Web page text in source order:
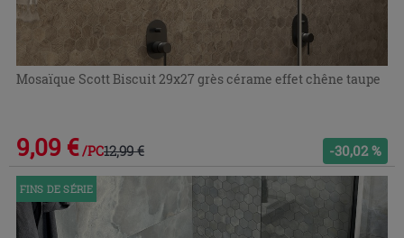
Mosaïque Scott Biscuit 29x27 grès cérame effet chêne taupe
9,09 € /PC12,99 € -30,02 %
FINS DE SÉRIE